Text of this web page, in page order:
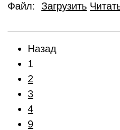
Файл: Загрузить
Назад
1
2
3
4
9